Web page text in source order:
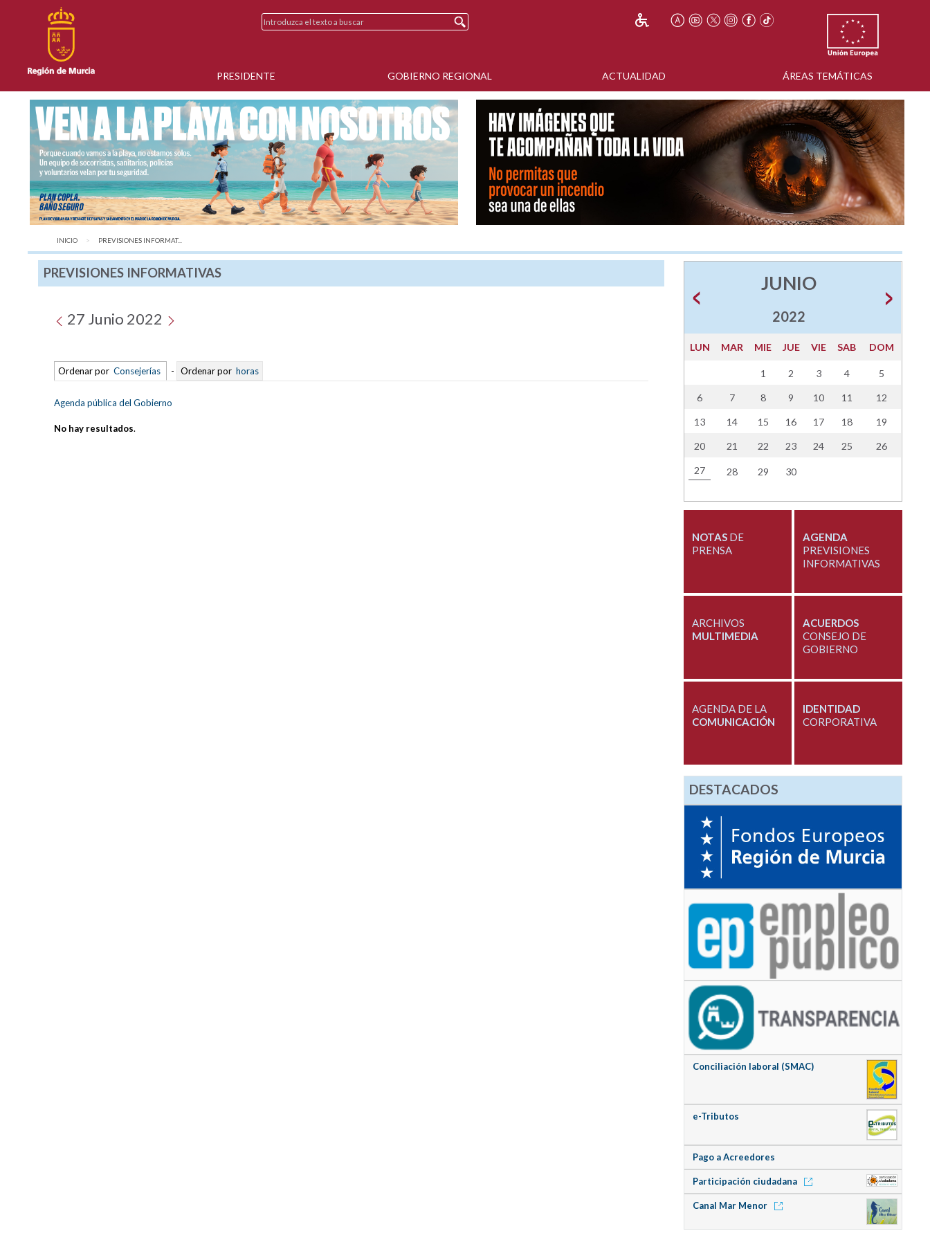
PRESIDENTE GOBIERNO REGIONAL ACTUALIDAD ÁREAS TEMÁTICAS
INICIO AQUÍ:
PREVISIONES INFORMAT...
PREVISIONES INFORMATIVAS
27 Junio 2022
Ordenar por Consejerías - Ordenar por horas
Agenda pública del Gobierno
No hay resultados.
JUNIO
2022
LUN MAR MIE JUE VIE SAB DOM
1 2 3 4 5
6 7 8 9 10 11 12
13 14 15 16 17 18 19
20 21 22 23 24 25 26
27 28 29 30
NOTASDE
PRENSA
AGENDA
PREVISIONES
INFORMATIVAS
ARCHIVOS
MULTIMEDIA
ACUERDOS
CONSEJO DE
GOBIERNO
AGENDA DE LA
COMUNICACIÓN
IDENTIDAD
CORPORATIVA
DESTACADOS
Conciliación laboral (SMAC)
e-Tributos
Pago a Acreedores
Participación ciudadana
Canal Mar Menor